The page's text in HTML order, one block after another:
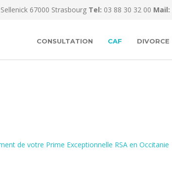
67000 Strasbourg Tel: 03 88 30 32 00 Mail:
CONSULTATION CAF DIVORCE
de votre Prime Exceptionnelle RSA en Occitanie